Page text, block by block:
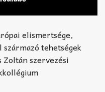
elismertsége,
tehetségek
szervezési